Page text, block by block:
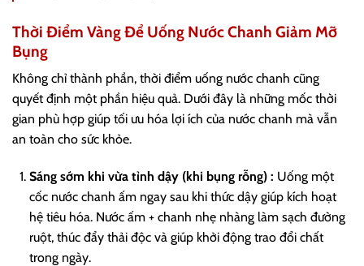
Thời Điểm Vàng Để Uống Nước Chanh Giảm Mỡ
Bụng
Không chỉ thành phần, thời điểm uống nước chanh cũng
quyết định một phần hiệu quả. Dưới đây là những mốc thời
gian phù hợp giúp tối ưu hóa lợi ích của nước chanh mà vẫn
an toàn cho sức khỏe.
Sáng sớm khi vừa tỉnh dậy (khi bụng rỗng) : Uống một
cốc nước chanh ấm ngay sau khi thức dậy giúp kích hoạt
hệ tiêu hóa. Nước ấm + chanh nhẹ nhàng làm sạch đường
ruột, thúc đẩy thải độc và giúp khởi động trao đổi chất
trong ngày.